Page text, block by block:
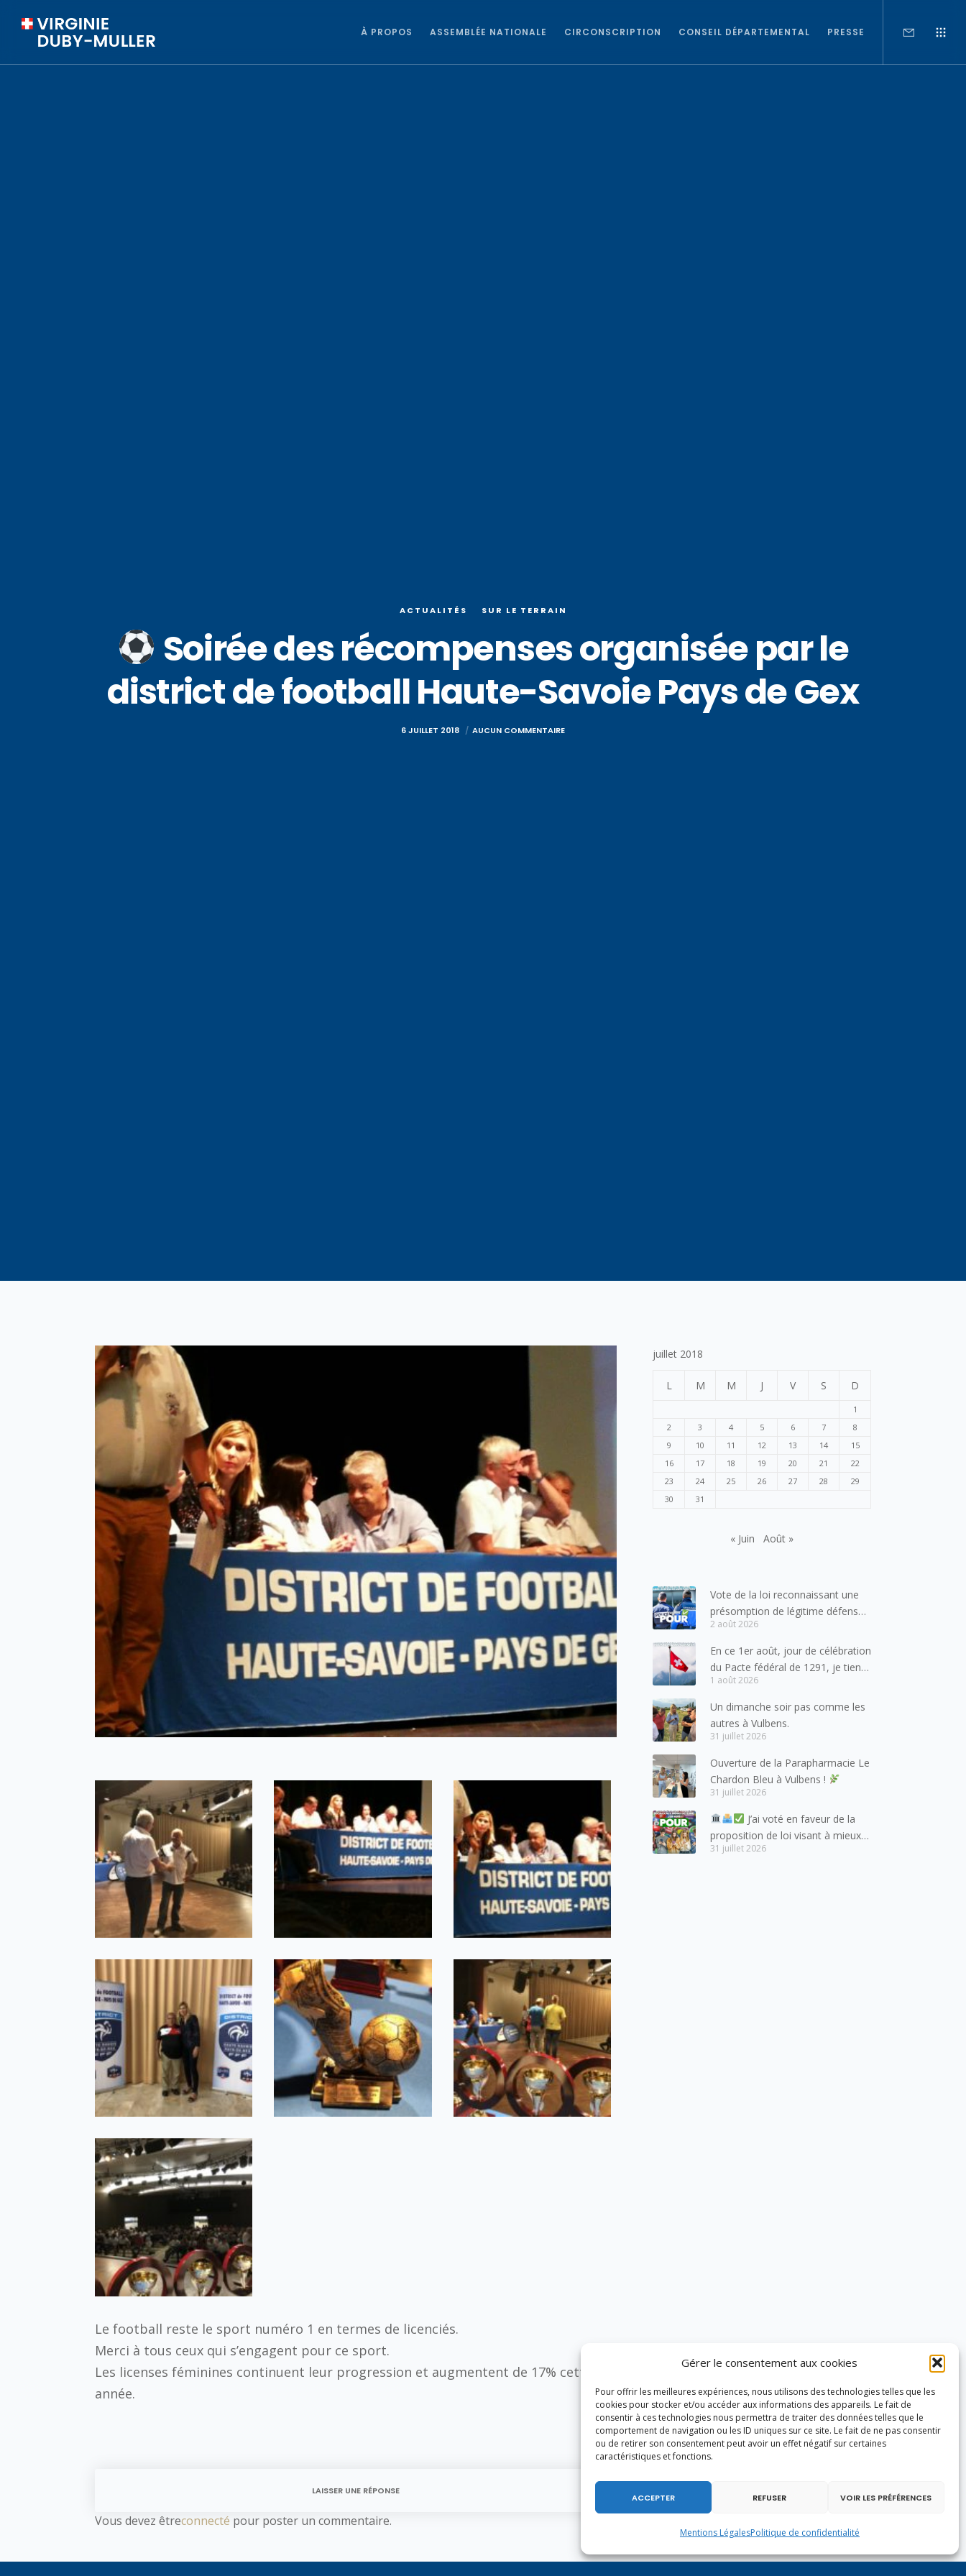
Gérer le consentement aux cookies
Pour offrir les meilleures expériences, nous utilisons des technologies telles que les
cookies pour stocker et/ou accéder aux informations des appareils. Le fait de
consentir à ces technologies nous permettra de traiter des données telles que le
comportement de navigation ou les ID uniques sur ce site. Le fait de ne pas consentir
ou de retirer son consentement peut avoir un effet négatif sur certaines
caractéristiques et fonctions.
ACCEPTER REFUSER VOIR LES PRÉFÉRENCES
Mentions LégalesPolitique de confidentialité
À PROPOS ASSEMBLÉE NATIONALE CIRCONSCRIPTION CONSEIL DÉPARTEMENTAL PRESSE
ACTUALITÉS SUR LE TERRAIN
Soirée des récompenses organisée par le
district de football Haute-Savoie Pays de Gex
6 JUILLET 2018 AUCUN COMMENTAIRE
Le football reste le sport numéro 1 en termes de licenciés.
Merci à tous ceux qui s’engagent pour ce sport.
Les licenses féminines continuent leur progression et augmentent de 17% cette
année.
LAISSER UNE RÉPONSE
Vous devez êtreconnecté pour poster un commentaire.
juillet 2018
L M M J V S D
1
2
3 4 5 6 7
8
9
10 11 12 13 14
15
16
17 18 19 20 21
22
23
24 25 26 27 28
29
30
31
« Juin Août »
Vote de la loi reconnaissant une
présomption de légitime défense
pour les forces de l’ordre
2 août 2026
En ce 1er août, jour de célébration
du Pacte fédéral de 1291, je tiens
à adresser mes meilleures
salutations à nos voisins et amis
suisses, et plus particulièrement
aux habitants du bassin genevois
lesquels la Haute-Savoie
entretient des liens étroits et
quotidiens.
1 août 2026
Un dimanche soir pas comme les
autres à Vulbens.
31 juillet 2026
Ouverture de la Parapharmacie Le
Chardon Bleu à Vulbens !
31 juillet 2026
J’ai voté en faveur de la
proposition de loi visant à mieux
protéger les mineurs des risques
31 juillet 2026